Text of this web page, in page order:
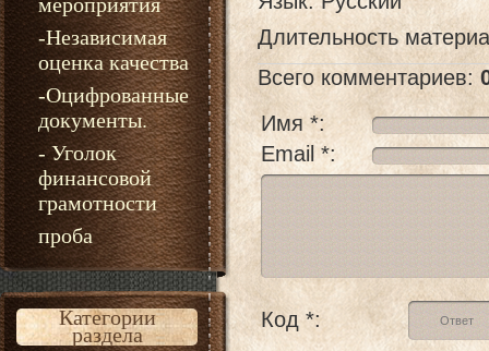
-Независимая
оценка качества
-Оцифрованные
документы.
- Уголок
финансовой
грамотности
проба
Категории
раздела
Длительность
Всего комментариев:
Имя *:
Email *:
Код *: